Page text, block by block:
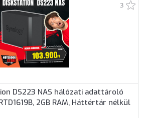
3
DS223 NAS hálózati adattároló
2GB RAM, Háttértár nélkül